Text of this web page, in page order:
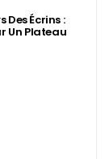
Des Écrins :
Un Plateau